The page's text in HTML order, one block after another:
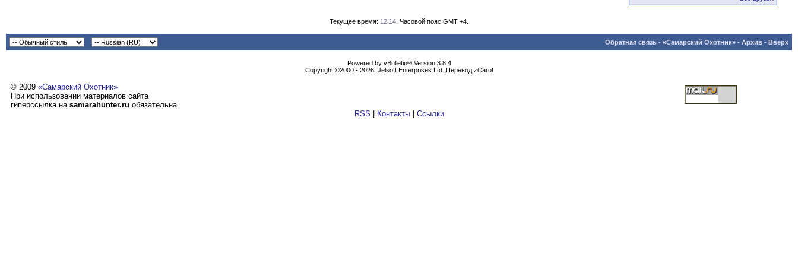
Текущее время: 12:14 . Часовой пояс GMT +4.
Обратная связь - «Самарский Охотник» - Архив - Вверх
Powеrеd by vВullеtin® Version 3.8.4
Copyright ©2000 - 2026, Jеlsоft Entеrprises Ltd. Перевод zCarot
© 2009 «Самарский Охотник»
При использовании материалов сайта
гиперссылка на samarahunter.ru обязательна.
RSS
Контакты| Ссылки